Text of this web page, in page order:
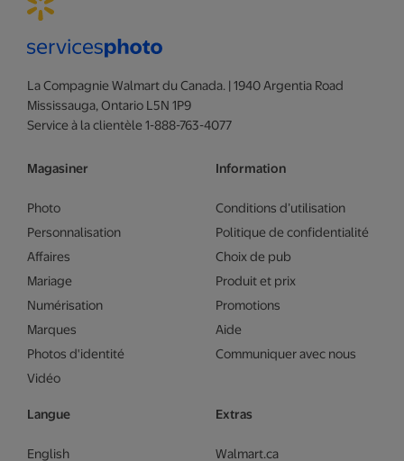
La Compagnie Walmart du Canada. | 1940 Argentia Road
Mississauga, Ontario L5N 1P9
Service à la clientèle 1-888-763-4077
Magasiner
Photo
Personnalisation
Affaires
Mariage
Numérisation
Marques
Photos d'identité
Vidéo
Langue
English
Information
Conditions d’utilisation
Politique de confidentialité
Choix de pub
Produit et prix
Promotions
Aide
Communiquer avec nous
Extras
Walmart.ca